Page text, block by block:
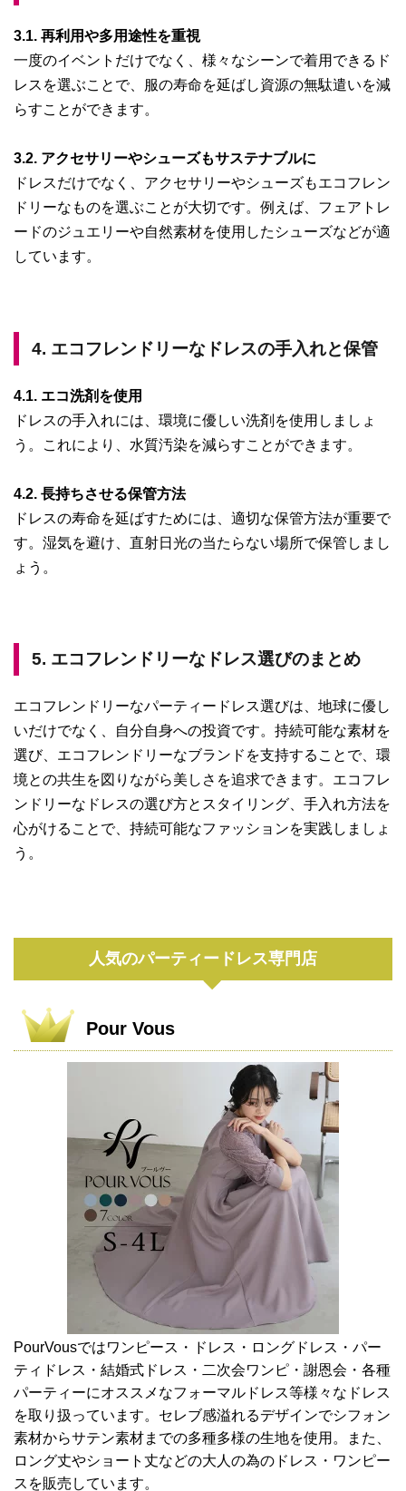
3.1. 再利用や多用途性を重視
一度のイベントだけでなく、様々なシーンで着用できるド
レスを選ぶことで、服の寿命を延ばし資源の無駄遣いを減
らすことができます。
3.2. アクセサリーやシューズもサステナブルに
ドレスだけでなく、アクセサリーやシューズもエコフレン
ドリーなものを選ぶことが大切です。例えば、フェアトレ
ードのジュエリーや自然素材を使用したシューズなどが適
しています。
4. エコフレンドリーなドレスの手入れと保管
4.1. エコ洗剤を使用
ドレスの手入れには、環境に優しい洗剤を使用しましょ
う。これにより、水質汚染を減らすことができます。
4.2. 長持ちさせる保管方法
ドレスの寿命を延ばすためには、適切な保管方法が重要で
す。湿気を避け、直射日光の当たらない場所で保管しまし
ょう。
5. エコフレンドリーなドレス選びのまとめ
エコフレンドリーなパーティードレス選びは、地球に優し
いだけでなく、自分自身への投資です。持続可能な素材を
選び、エコフレンドリーなブランドを支持することで、環
境との共生を図りながら美しさを追求できます。エコフレ
ンドリーなドレスの選び方とスタイリング、手入れ方法を
心がけることで、持続可能なファッションを実践しましょ
う。
人気のパーティードレス専門店
Pour Vous
PourVousではワンピース・ドレス・ロングドレス・パー
ティドレス・結婚式ドレス・二次会ワンピ・謝恩会・各種
パーティーにオススメなフォーマルドレス等様々なドレス
を取り扱っています。セレブ感溢れるデザインでシフォン
素材からサテン素材までの多種多様の生地を使用。また、
ロング丈やショート丈などの大人の為のドレス・ワンピー
スを販売しています。